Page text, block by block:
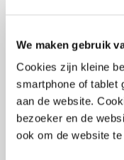
We maken gebruik
Cookies zijn kleine
smartphone of tablet
aan de website.
bezoeker en de
ook om de website
samenbrengen) en
informatie). We zorgen
de consultatie, zodat
toch even goed
meedingen naar de
een bijlage bij de latere
de PIO-aanpak
de sleutelprincipes bij